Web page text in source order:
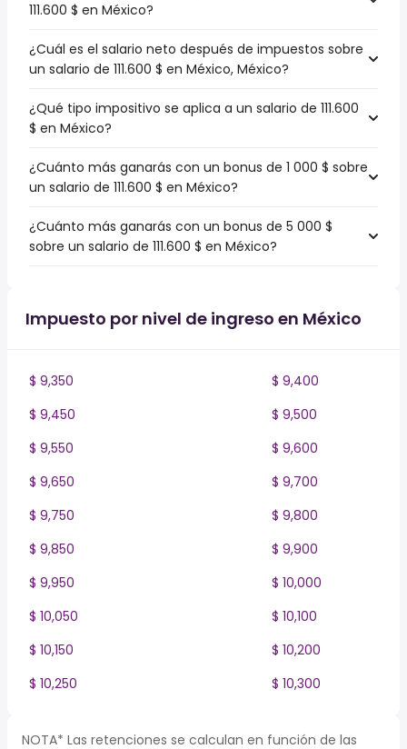
111.600 $ en México?
¿Cuál es el salario neto después de impuestos sobre
un salario de 111.600 $ en México, México?
¿Qué tipo impositivo se aplica a un salario de 111.600
$ en México?
¿Cuánto más ganarás con un bonus de 1 000 $ sobre
un salario de 111.600 $ en México?
¿Cuánto más ganarás con un bonus de 5 000 $
sobre un salario de 111.600 $ en México?
Impuesto por nivel de ingreso en México
$ 9,350
$ 9,400
$ 9,450
$ 9,500
$ 9,550
$ 9,600
$ 9,650
$ 9,700
$ 9,750
$ 9,800
$ 9,850
$ 9,900
$ 9,950
$ 10,000
$ 10,050
$ 10,100
$ 10,150
$ 10,200
$ 10,250
$ 10,300
NOTA* Las retenciones se calculan en función de las